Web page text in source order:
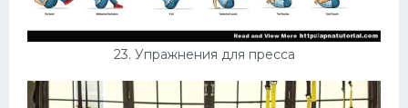
23. Упражнения для пресса